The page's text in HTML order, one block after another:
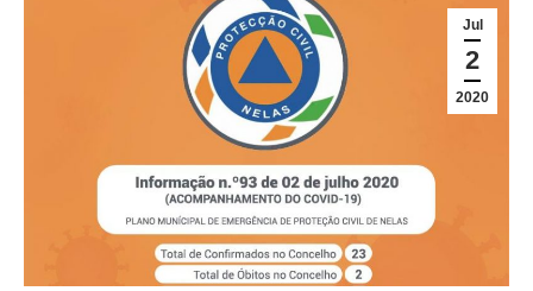
Jul
2
2020